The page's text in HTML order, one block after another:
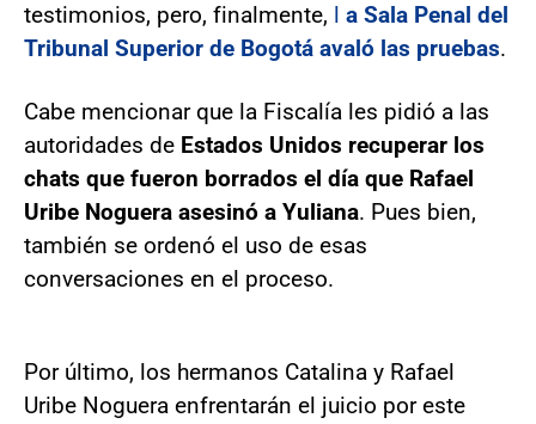
testimonios, pero, finalmente, l a Sala Penal del
Tribunal Superior de Bogotá avaló las pruebas.
Cabe mencionar que la Fiscalía les pidió a las
autoridades de Estados Unidos recuperar los
chats que fueron borrados el día que Rafael
Uribe Noguera asesinó a Yuliana. Pues bien,
también se ordenó el uso de esas
conversaciones en el proceso.
Por último, los hermanos Catalina y Rafael
Uribe Noguera enfrentarán el juicio por este